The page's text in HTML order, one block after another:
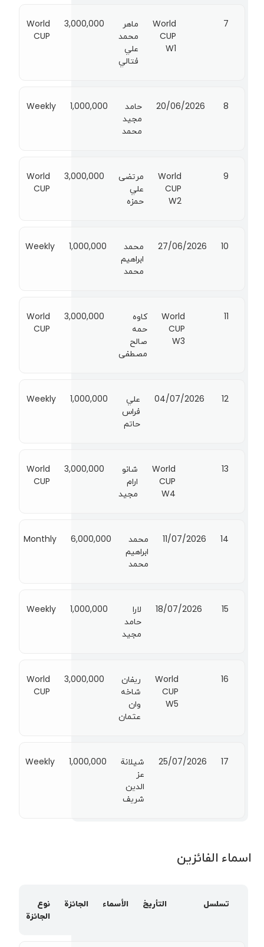
7
World
CUP
W1
ماهر
محمد
علي
فتالي
3,000,000
World
CUP
8
20/06/2026
حامد
مجيد
محمد
1,000,000
Weekly
9
World
CUP
W2
مرتضى
علي
حمزه
3,000,000
World
CUP
10
27/06/2026
محمد
ابراهيم
محمد
1,000,000
Weekly
11
World
CUP
W3
كاوه
حمه
صالح
مصطفى
3,000,000
World
CUP
12
04/07/2026
علي
فراس
حاتم
1,000,000
Weekly
13
World
CUP
W4
شانو
ارام
مجيد
3,000,000
World
CUP
14
11/07/2026
محمد
ابراهيم
محمد
6,000,000
Monthly
15
18/07/2026
لارا
حامد
مجيد
1,000,000
Weekly
16
World
CUP
W5
ريفان
شاخه
وان
عثمان
3,000,000
World
CUP
17
25/07/2026
شيلانة
عز
الدين
شريف
1,000,000
Weekly
اسماء الفائزين
تسلسل التأريخ الأسماء الجائزة
نوع
الجائزة